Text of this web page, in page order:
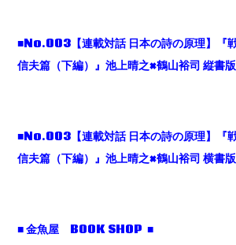
■No.003【連載対話 日本の詩の原理】『
信夫篇（下編）』池上晴之×鶴山裕司 縦書
■No.003【連載対話 日本の詩の原理】『
信夫篇（下編）』池上晴之×鶴山裕司 横書
■ 金魚屋 BOOK SHOP ■